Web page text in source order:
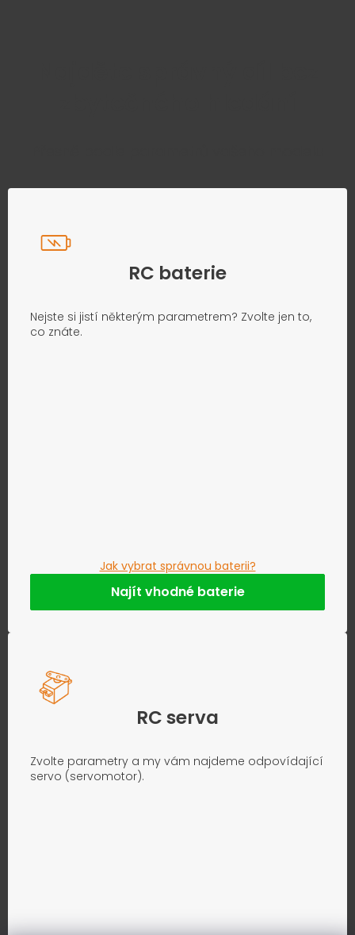
RC baterie
Nejste si jistí některým parametrem? Zvolte jen to,
co znáte.
Jak vybrat správnou baterii?
Najít vhodné baterie
RC serva
Zvolte parametry a my vám najdeme odpovídající
servo (servomotor).